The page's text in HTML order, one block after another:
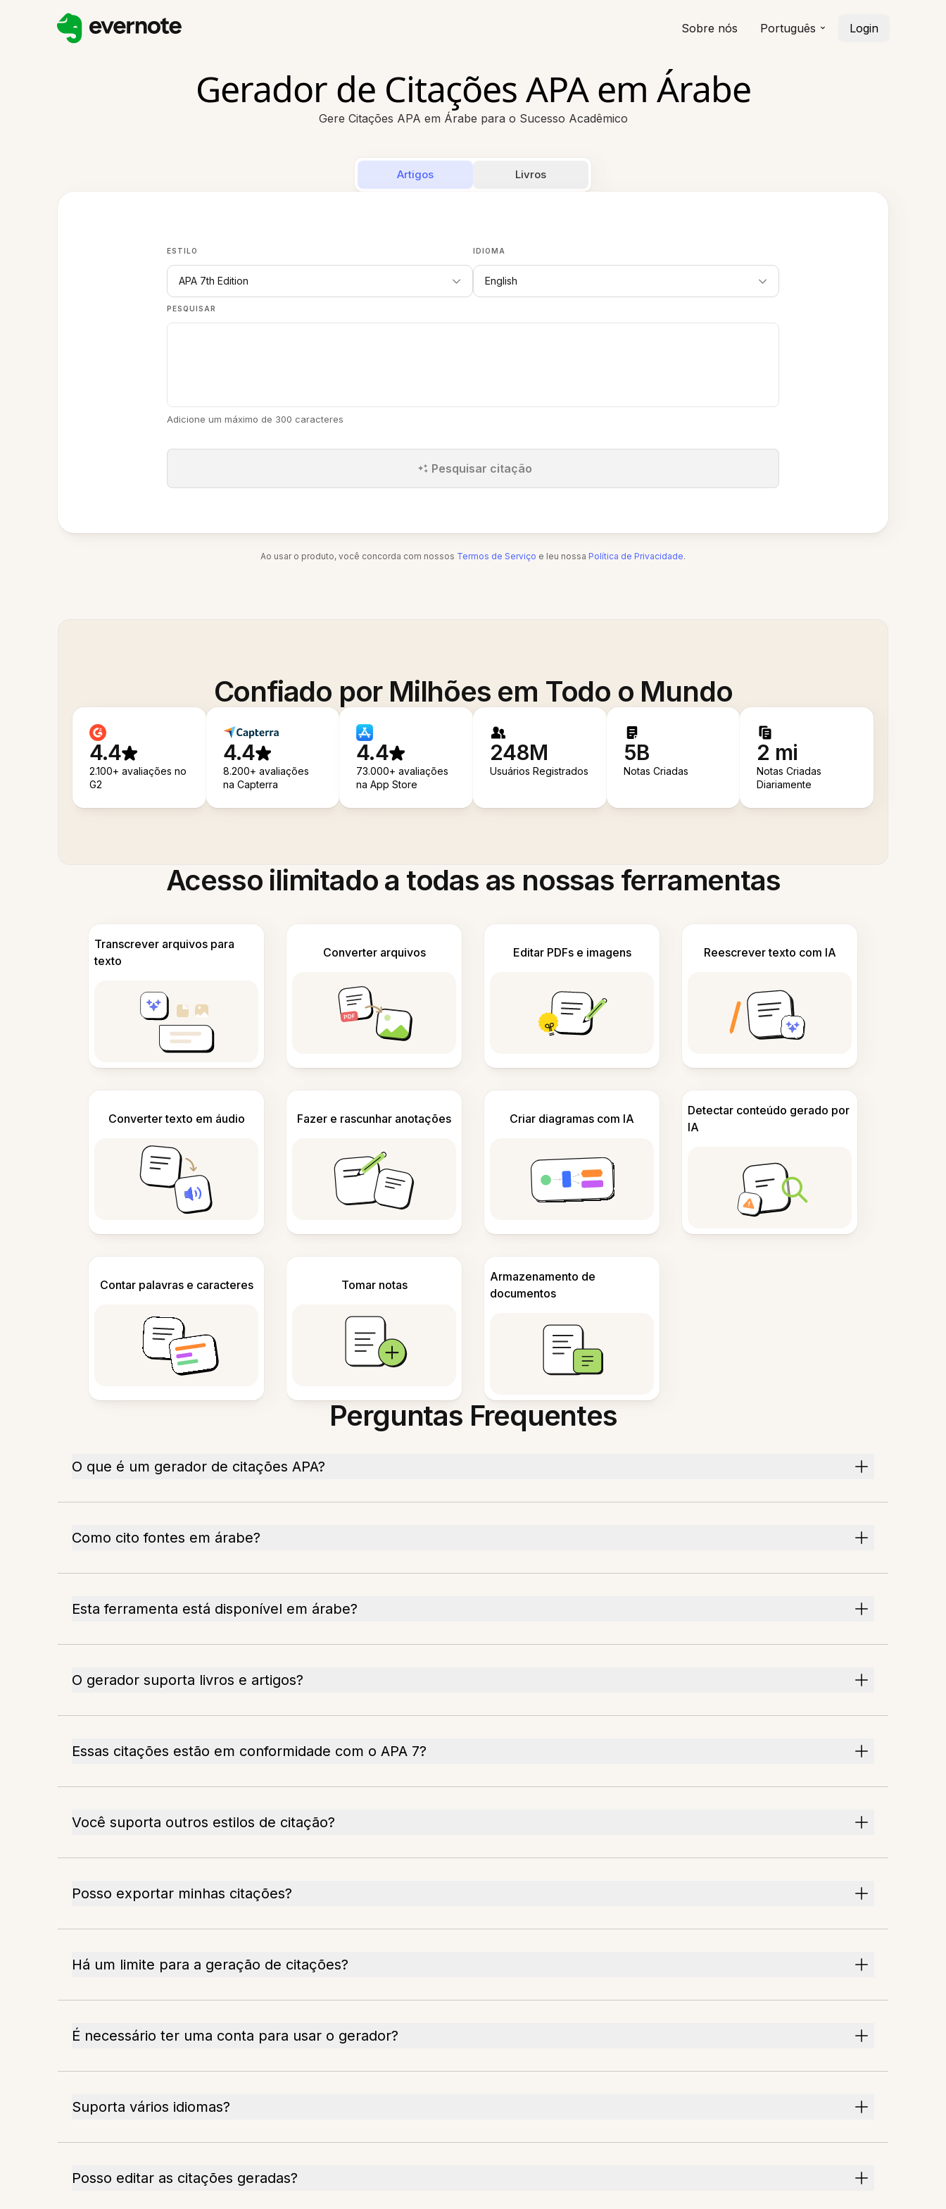
Sobre nós Português Login
Gerador de Citações APA em Árabe
Gere Citações APA em Árabe para o Sucesso Acadêmico
Artigos Livros
ESTILO
APA 7th Edition
IDIOMA
English
PESQUISAR
Adicione um máximo de 300 caracteres
Pesquisar citação
Ao usar o produto, você concorda com nossos Termos de Serviço e leu nossa Política de Privacidade.
Confiado por Milhões em Todo o Mundo
4.4
2.100+ avaliações no
G2
4.4
8.200+ avaliações
na Capterra
4.4
73.000+ avaliações
na App Store
248M
Usuários Registrados
5B
Notas Criadas
2 mi
Notas Criadas
Diariamente
Acesso ilimitado a todas as nossas ferramentas
Transcrever arquivos para
texto
Converter arquivos Editar PDFs e imagens Reescrever texto com IA
Converter texto em áudio Fazer e rascunhar anotações Criar diagramas com IA
Detectar conteúdo gerado por
IA
Contar palavras e caracteres Tomar notas
Armazenamento de
documentos
Perguntas Frequentes
O que é um gerador de citações APA?
Como cito fontes em árabe?
Esta ferramenta está disponível em árabe?
O gerador suporta livros e artigos?
Essas citações estão em conformidade com o APA 7?
Você suporta outros estilos de citação?
Posso exportar minhas citações?
Há um limite para a geração de citações?
É necessário ter uma conta para usar o gerador?
Suporta vários idiomas?
Posso editar as citações geradas?